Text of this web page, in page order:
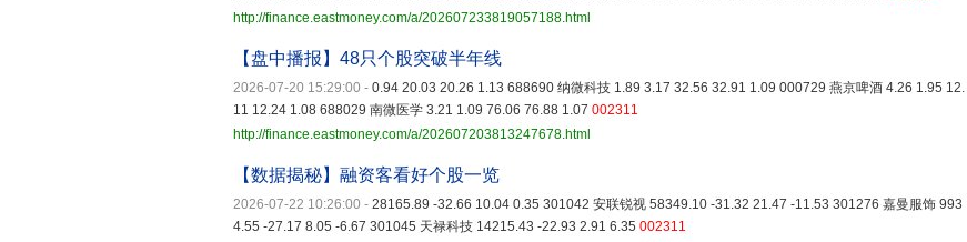
http://finance.eastmoney.com/a/202607233819057188.html
【盘中播报】48只个股突破半年线
2026-07-20 15:29:00 - 0.94 20.03 20.26 1.13 688690 纳微科技 1.89 3.17 32.56 32.91 1.09 000729 燕京啤酒 4.26 1.95 12.
11 12.24 1.08 688029 南微医学 3.21 1.09 76.06 76.88 1.07 002311
http://finance.eastmoney.com/a/202607203813247678.html
【数据揭秘】融资客看好个股一览
2026-07-22 10:26:00 - 28165.89 -32.66 10.04 0.35 301042 安联锐视 58349.10 -31.32 21.47 -11.53 301276 嘉曼服饰 993
4.55 -27.17 8.05 -6.67 301045 天禄科技 14215.43 -22.93 2.91 6.35 002311